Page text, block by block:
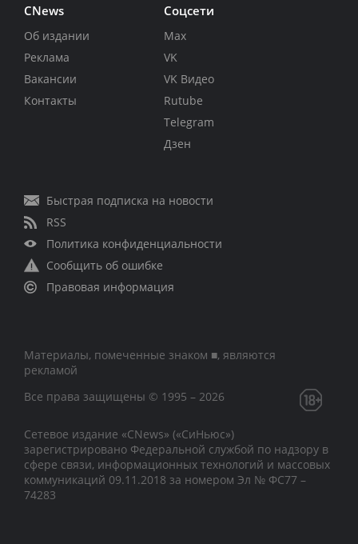
CNews
Об издании
Реклама
Вакансии
Контакты
Соцсети
Max
VK
VK Видео
Rutube
Telegram
Дзен
Быстрая подписка на новости
RSS
Политика конфиденциальности
Сообщить об ошибке
Правовая информация
Материалы, помеченные знаком ■, являются
рекламой
Все права защищены © 1995 – 2026
Сетевое издание «CNews» («СиНьюс»)
зарегистрировано Федеральной службой по надзору в
сфере связи, информационных технологий и массовых
коммуникаций 09.11.2018 за номером Эл № ФС77 –
74283